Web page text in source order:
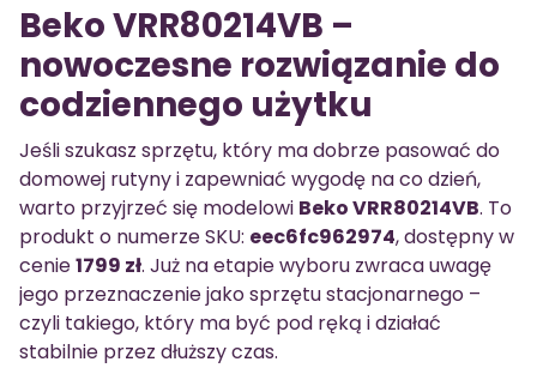
Beko VRR80214VB –
nowoczesne rozwiązanie do
codziennego użytku
Jeśli szukasz sprzętu, który ma dobrze pasować do
domowej rutyny i zapewniać wygodę na co dzień,
warto przyjrzeć się modelowi Beko VRR80214VB. To
produkt o numerze SKU: eec6fc962974, dostępny w
cenie1799 zł. Już na etapie wyboru zwraca uwagę
jego przeznaczenie jako sprzętu stacjonarnego –
czyli takiego, który ma być pod ręką i działać
stabilnie przez dłuższy czas.